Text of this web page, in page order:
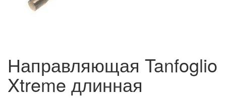
Направляющая Tanfoglio
Xtreme длинная